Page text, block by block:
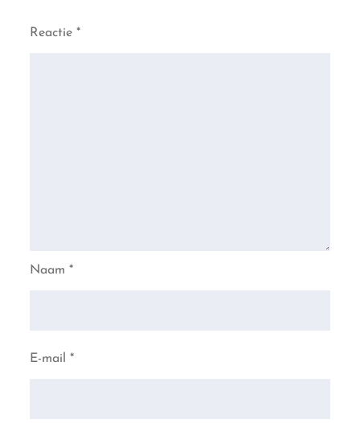
Reactie*
Naam*
E-mail*